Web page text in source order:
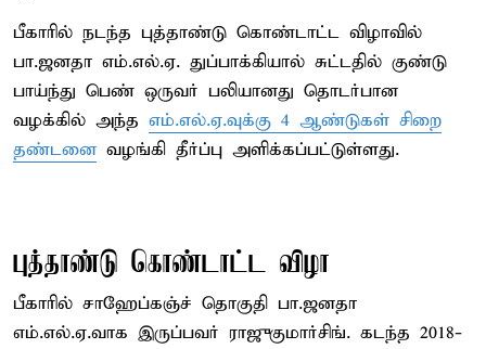
பீகாரில் நடந்த புத்தாண்டு கொண்டாட்ட விழாவில்
பா.ஜனதா எம்.எல்.ஏ. துப்பாக்கியால் சுட்டதில் குண்டு
பாய்ந்து பெண் ஒருவர் பலியானது தொடர்பான
வழக்கில் அந்த எம்.எல்.ஏ.வுக்கு 4 ஆண்டுகள் சிறை
தண்டனை வழங்கி தீர்ப்பு அளிக்கப்பட்டுள்ளது.
புத்தாண்டு கொண்டாட்ட விழா
பீகாரில் சாஹேப்கஞ்ச் தொகுதி பா.ஜனதா
எம்.எல்.ஏ.வாக இருப்பவர் ராஜுகுமார்சிங். கடந்த 2018-